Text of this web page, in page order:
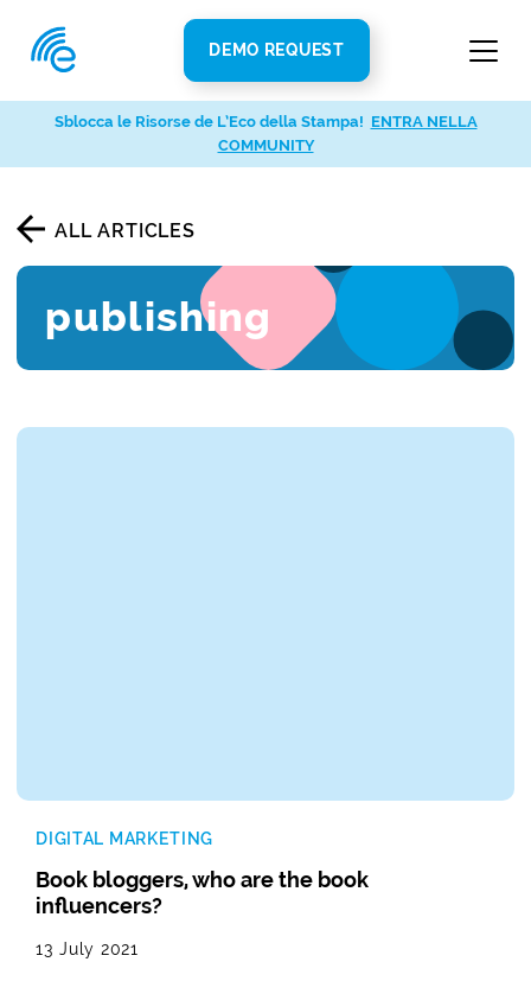
DEMO REQUEST
ALL ARTICLES
publishing
DIGITAL MARKETING
Book bloggers, who are the book
influencers?
13 July 2021
Sblocca le Risorse de L’Eco della Stampa! ENTRA NELLA
COMMUNITY